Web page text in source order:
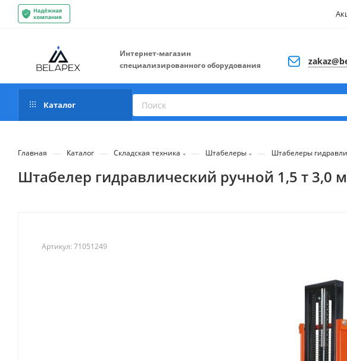
Интернет-магазин
специализированного оборудования
Каталог
Главная — Каталог — Складская техника — Штабелеры — Штабелеры
Штабелер гидравлический ручной 1,5 т 3,0
Артикул: 71051249